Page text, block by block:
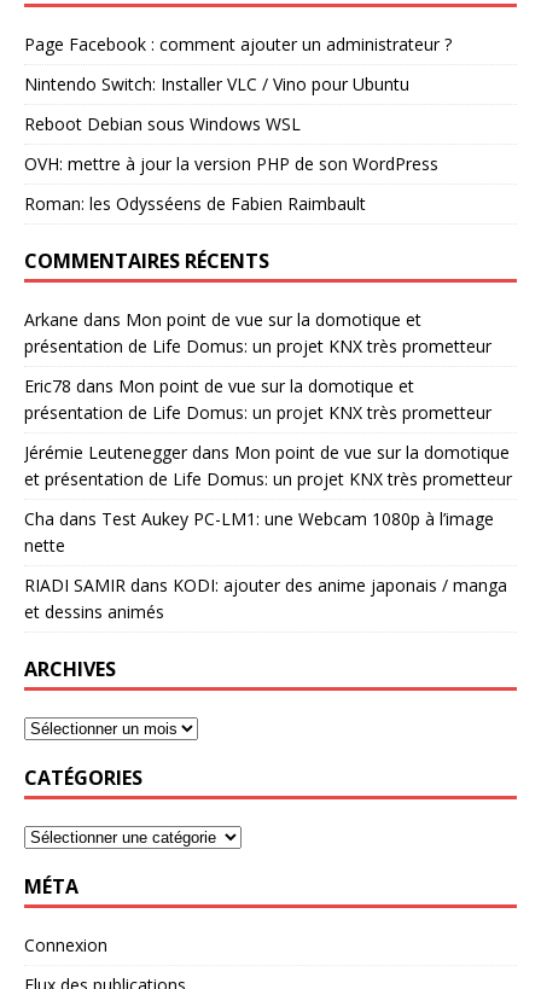
Page Facebook : comment ajouter un administrateur ?
Nintendo Switch: Installer VLC / Vino pour Ubuntu
Reboot Debian sous Windows WSL
OVH: mettre à jour la version PHP de son WordPress
Roman: les Odysséens de Fabien Raimbault
COMMENTAIRES RÉCENTS
Arkane dans Mon point de vue sur la domotique et
présentation de Life Domus: un projet KNX très prometteur
Eric78 dans Mon point de vue sur la domotique et
présentation de Life Domus: un projet KNX très prometteur
Jérémie Leuteneggerdans Mon point de vue sur la domotique
et présentation de Life Domus: un projet KNX très prometteur
Cha dans Test Aukey PC-LM1: une Webcam 1080p à l’image
nette
RIADI SAMIR dans KODI: ajouter des anime japonais / manga
et dessins animés
ARCHIVES
CATÉGORIES
MÉTA
Connexion
Flux des publications